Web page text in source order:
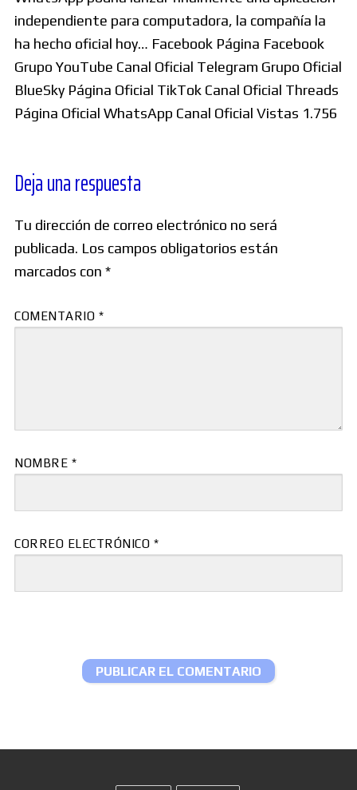
independiente para computadora, la compañía la
ha hecho oficial hoy… Facebook Página Facebook
Grupo YouTube Canal Oficial Telegram Grupo Oficial
BlueSky Página Oficial TikTok Canal Oficial Threads
Página Oficial WhatsApp Canal Oficial Vistas 1.756
Deja una respuesta
Tu dirección de correo electrónico no será
publicada. Los campos obligatorios están
marcados con *
COMENTARIO *
NOMBRE *
CORREO ELECTRÓNICO *